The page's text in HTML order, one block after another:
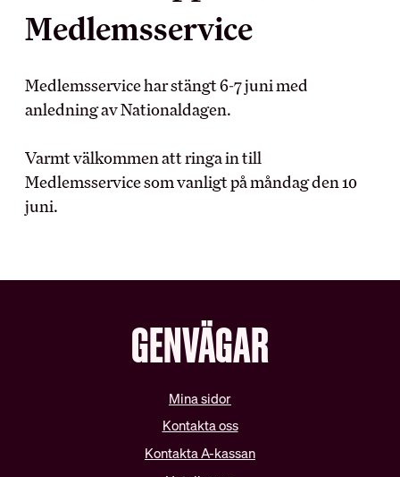
MEDLEMSKAPET
Medlemsförmåner
Kollektivavtal
Utbildningar
Försäkringar
Inkomst­försäkring
Ung i HRF
RÅD OCH STÖD
BRANSCH OCH
ARBETSLIV
Skolinformation
Stipendium
ARBETSGIVARE
Teckna kollektivavtal
Medlemsservice
Medlemsservice har stängt 6-7 juni med
anledning av Nationaldagen.
Varmt välkommen att ringa in till
Medlemsservice som vanligt på måndag den 10
juni.
GENVÄGAR
Mina sidor
Kontakta oss
Kontakta A-kassan